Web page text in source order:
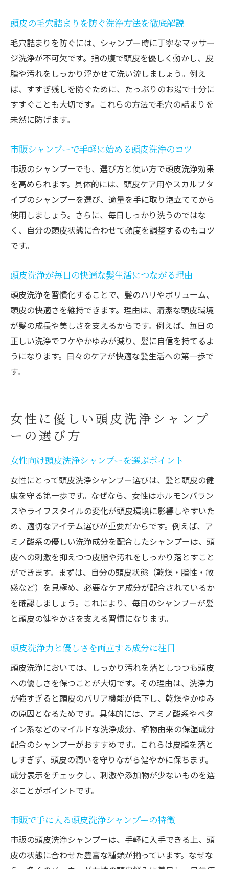
市販シャンプーで手軽に始める頭皮洗浄術
頭皮洗浄シャンプー市販品の選び方のコツ
女性向け市販頭皮洗浄シャンプーの特徴解
説
頭皮の匂いやかゆみに市販ケアを活用する
方法
スカルプシャンプー市販品の賢い選択ポイ
ント
頭皮のかゆみや匂い対策に洗浄を見直す
頭皮洗浄でかゆみや匂いを軽減する方法
女性が気になる頭皮の匂い対策に洗浄を強
化
市販製品を活用した頭皮洗浄と匂いケア術
頭皮洗浄に適した成分で快適な毎日を実現
スカルプシャンプーによる頭皮の清潔習慣
クレンジングシャンプーの正しい使い方とは
頭皮洗浄に適したクレンジングシャンプー
の使い方
毎日使える頭皮洗浄シャンプーの選び方と
頻度
クレンジングシャンプーで毛穴の汚れを落
とすコツ
正しい頭皮洗浄で髪と頭皮を健やかに保つ
方法
市販クレンジングシャンプー活用の注意点
頭皮洗浄で毎日を快適に過ごすコツ
頭皮洗浄で毎日快適な髪と頭皮を実現する
方法
シャンプー選びで変わる頭皮の快適な習慣
女性のための頭皮洗浄ルーティンの作り方
市販頭皮洗浄シャンプーで時短ケアを叶え
頭皮洗浄を続けることで得られる快適な変
化
頭皮洗浄が美髪への第一歩となる理由
美髪を守るための頭皮洗浄習慣のすすめ
頭皮洗浄習慣が美髪と健康を守るポイント
女性の美髪維持に欠かせない頭皮洗浄の重
要性
頭皮洗浄シャンプーで髪を健やかに育てる
方法
毎日の頭皮洗浄が美髪を支える習慣になる
頭皮洗浄で女性の自信を引き出すヘアケア
法
頭皮の毛穴詰まりを防ぐ洗浄方法を徹底解説
毛穴詰まりを防ぐには、シャンプー時に丁寧なマッサー
ジ洗浄が不可欠です。指の腹で頭皮を優しく動かし、皮
脂や汚れをしっかり浮かせて洗い流しましょう。例え
ば、すすぎ残しを防ぐために、たっぷりのお湯で十分に
すすぐことも大切です。これらの方法で毛穴の詰まりを
未然に防げます。
市販シャンプーで手軽に始める頭皮洗浄のコツ
市販のシャンプーでも、選び方と使い方で頭皮洗浄効果
を高められます。具体的には、頭皮ケア用やスカルプタ
イプのシャンプーを選び、適量を手に取り泡立ててから
使用しましょう。さらに、毎日しっかり洗うのではな
く、自分の頭皮状態に合わせて頻度を調整するのもコツ
です。
頭皮洗浄が毎日の快適な髪生活につながる理由
頭皮洗浄を習慣化することで、髪のハリやボリューム、
頭皮の快適さを維持できます。理由は、清潔な頭皮環境
が髪の成長や美しさを支えるからです。例えば、毎日の
正しい洗浄でフケやかゆみが減り、髪に自信を持てるよ
うになります。日々のケアが快適な髪生活への第一歩で
す。
女性に優しい頭皮洗浄シャンプ
ーの選び方
女性向け頭皮洗浄シャンプーを選ぶポイント
女性にとって頭皮洗浄シャンプー選びは、髪と頭皮の健
康を守る第一歩です。なぜなら、女性はホルモンバラン
スやライフスタイルの変化が頭皮環境に影響しやすいた
め、適切なアイテム選びが重要だからです。例えば、ア
ミノ酸系の優しい洗浄成分を配合したシャンプーは、頭
皮への刺激を抑えつつ皮脂や汚れをしっかり落とすこと
ができます。まずは、自分の頭皮状態（乾燥・脂性・敏
感など）を見極め、必要なケア成分が配合されているか
を確認しましょう。これにより、毎日のシャンプーが髪
と頭皮の健やかさを支える習慣になります。
頭皮洗浄力と優しさを両立する成分に注目
頭皮洗浄においては、しっかり汚れを落としつつも頭皮
への優しさを保つことが大切です。その理由は、洗浄力
が強すぎると頭皮のバリア機能が低下し、乾燥やかゆみ
の原因となるためです。具体的には、アミノ酸系やベタ
イン系などのマイルドな洗浄成分、植物由来の保湿成分
配合のシャンプーがおすすめです。これらは皮脂を落と
しすぎず、頭皮の潤いを守りながら健やかに保ちます。
成分表示をチェックし、刺激や添加物が少ないものを選
ぶことがポイントです。
市販で手に入る頭皮洗浄シャンプーの特徴
市販の頭皮洗浄シャンプーは、手軽に入手できる上、頭
皮の状態に合わせた豊富な種類が揃っています。なぜな